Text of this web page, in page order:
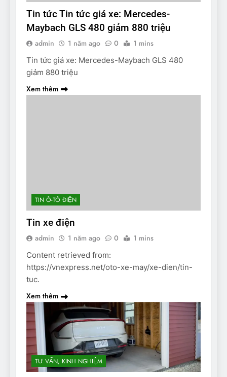
Tin tức Tin tức giá xe: Mercedes-
Maybach GLS 480 giảm 880 triệu
admin 1 năm ago 0 1 mins
Tin tức giá xe: Mercedes-Maybach GLS 480
giảm 880 triệu
Xem thêm
TIN Ô-TÔ ĐIỆN
Tin xe điện
admin 1 năm ago 0 1 mins
Content retrieved from:
https://vnexpress.net/oto-xe-may/xe-dien/tin-
tuc.
Xem thêm
TƯ VẤN, KINH NGHIỆM